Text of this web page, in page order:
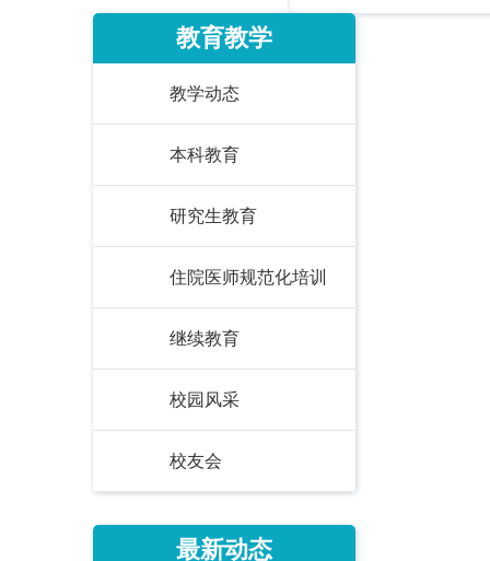
教育教学
教学动态
本科教育
研究生教育
住院医师规范化培训
继续教育
校园风采
校友会
最新动态